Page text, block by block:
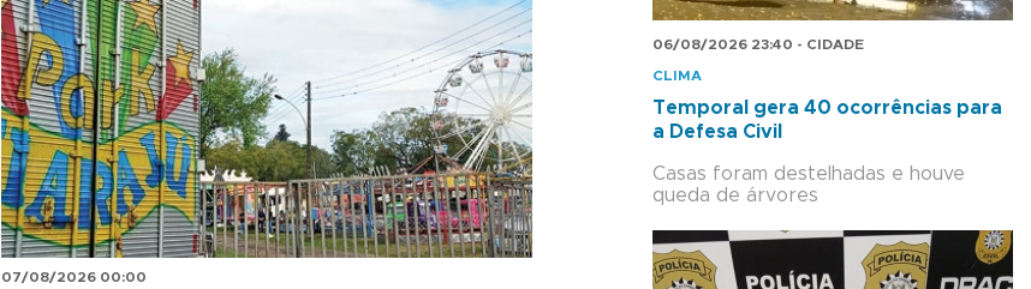
07/08/2026 00:00
06/08/2026 23:40 - CIDADE
CLIMA
Temporal gera 40 ocorrências para
a Defesa Civil
Casas foram destelhadas e houve
queda de árvores